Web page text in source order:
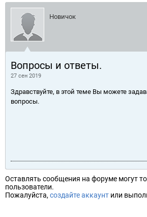
Новичок
Вопросы и ответы.
27 сен 2019
Здравствуйте, в этой теме Вы можете
вопросы.
Оставлять сообщения на форуме могут
пользователи.
Пожалуйста, создайте аккаунт или